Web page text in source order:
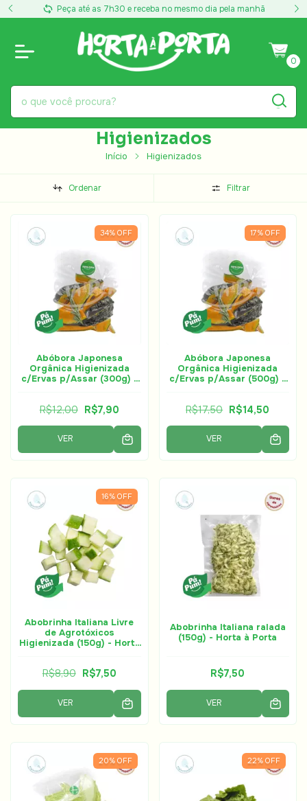
Entregas de segunda a sábado
0
Higienizados
Início Higienizados
Ordenar Filtrar
34% OFF
Abóbora Japonesa
Orgânica Higienizada
c/Ervas p/Assar (300g) -
R$12,00 R$7,90
VER
17% OFF
Abóbora Japonesa
Orgânica Higienizada
c/Ervas p/Assar (500g) -
R$17,50 R$14,50
VER
16% OFF
Abobrinha Italiana Livre
de Agrotóxicos
Higienizada (150g) - Horta
R$8,90 R$7,50
VER
Abobrinha Italiana ralada
(150g) - Horta à Porta
R$7,50
VER
20% OFF 22% OFF